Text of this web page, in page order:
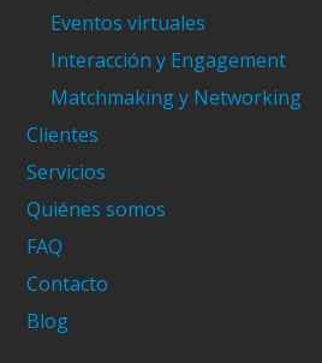
Eventos virtuales
Interacción y Engagement
Matchmaking y Networking
Clientes
Servicios
Quiénes somos
FAQ
Contacto
Blog